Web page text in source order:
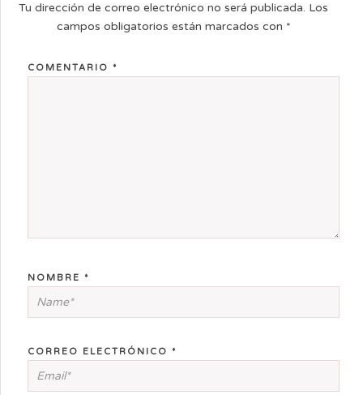
Tu dirección de correo electrónico no será publicada. Los
campos obligatorios están marcados con *
COMENTARIO *
NOMBRE *
CORREO ELECTRÓNICO *